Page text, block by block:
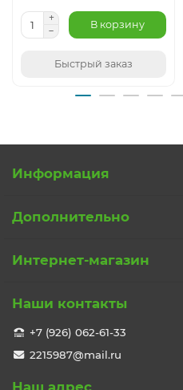
В корзину
Быстрый заказ
Информация
Дополнительно
Интернет-магазин
Наши контакты
+7 (926) 062-61-33
2215987@mail.ru
Наш адрес